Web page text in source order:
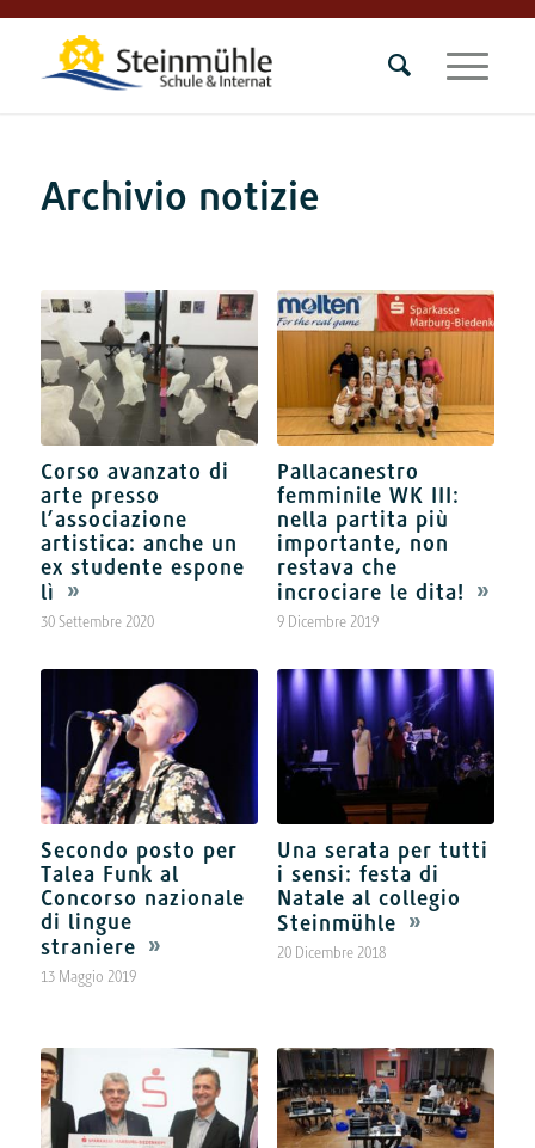
Archivio notizie
Corso avanzato di
arte presso
l’associazione
artistica: anche un
ex studente espone
lì
30 Settembre 2020
Pallacanestro
femminile WK III:
nella partita più
importante, non
restava che
incrociare le dita!
9 Dicembre 2019
Secondo posto per
Talea Funk al
Concorso nazionale
di lingue
straniere
13 Maggio 2019
Una serata per tutti
i sensi: festa di
Natale al collegio
Steinmühle
20 Dicembre 2018